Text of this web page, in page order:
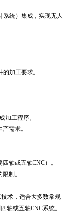
系统）集成，实现无人
加工要求。
加工程序。
需求。
轴或五轴CNC）。
制。
术，适合大多数常规
轴或五轴CNC系统。